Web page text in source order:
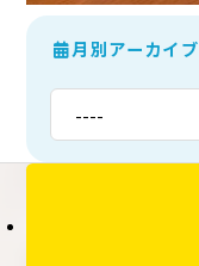
月別アーカイブ